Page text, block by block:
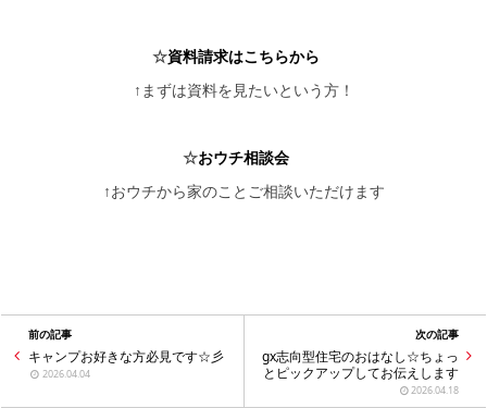
☆資料請求はこちらから
↑まずは資料を見たいという方！
☆おウチ相談会
↑おウチから家のことご相談いただけます
前の記事
キャンプお好きな方必見です☆彡
2026.04.04
次の記事
gx志向型住宅のおはなし☆ちょっ
とピックアップしてお伝えします
2026.04.18